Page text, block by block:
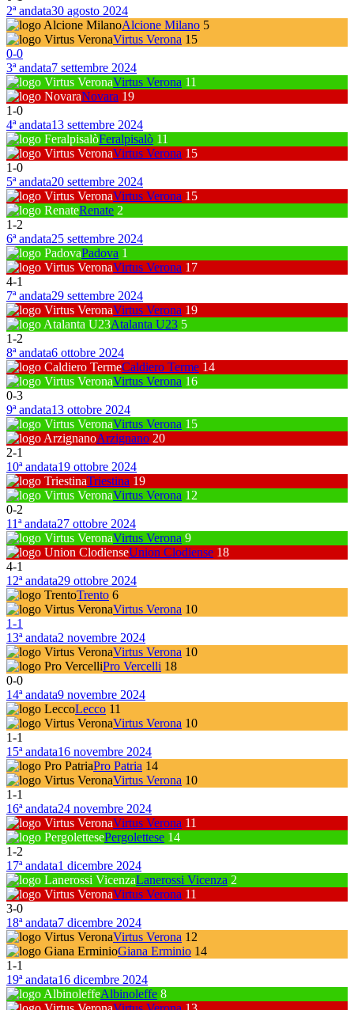
2ª andata30 agosto 2024
Alcione Milano 5
Virtus Verona 15
0-0
3ª andata7 settembre 2024
Virtus Verona 11
Novara 19
1-0
4ª andata13 settembre 2024
Feralpisalò 11
Virtus Verona 15
1-0
5ª andata20 settembre 2024
Virtus Verona 15
Renate 2
1-2
6ª andata25 settembre 2024
Padova 1
Virtus Verona 17
4-1
7ª andata29 settembre 2024
Virtus Verona 19
Atalanta U23 5
1-2
8ª andata6 ottobre 2024
Caldiero Terme 14
Virtus Verona 16
0-3
9ª andata13 ottobre 2024
Virtus Verona 15
Arzignano 20
2-1
10ª andata19 ottobre 2024
Triestina 19
Virtus Verona 12
0-2
11ª andata27 ottobre 2024
Virtus Verona 9
Union Clodiense 18
4-1
12ª andata29 ottobre 2024
Trento 6
Virtus Verona 10
1-1
13ª andata2 novembre 2024
Virtus Verona 10
Pro Vercelli 18
0-0
14ª andata9 novembre 2024
Lecco 11
Virtus Verona 10
1-1
15ª andata16 novembre 2024
Pro Patria 14
Virtus Verona 10
1-1
16ª andata24 novembre 2024
Virtus Verona 11
Pergolettese 14
1-2
17ª andata1 dicembre 2024
Lanerossi Vicenza 2
Virtus Verona 11
3-0
18ª andata7 dicembre 2024
Virtus Verona 12
Giana Erminio 14
1-1
19ª andata16 dicembre 2024
Albinoleffe 8